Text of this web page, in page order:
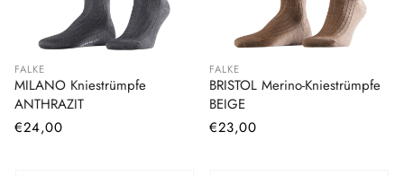
FALKE
MILANO Kniestrümpfe
ANTHRAZIT
Normaler
€24,00
FALKE
BRISTOL Merino-Kniestrümpfe
BEIGE
Normaler
€23,00